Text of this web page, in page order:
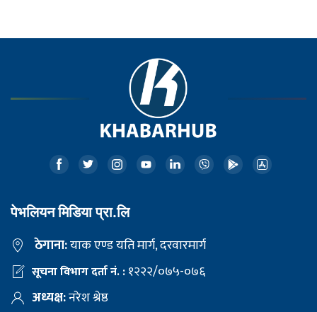
पेभलियन मिडिया प्रा.लि
ठेगाना:याक एण्ड यति मार्ग, दरवारमार्ग
सूचना विभाग दर्ता नं. :१२२२/०७५-०७६
अध्यक्ष:नरेश श्रेष्ठ